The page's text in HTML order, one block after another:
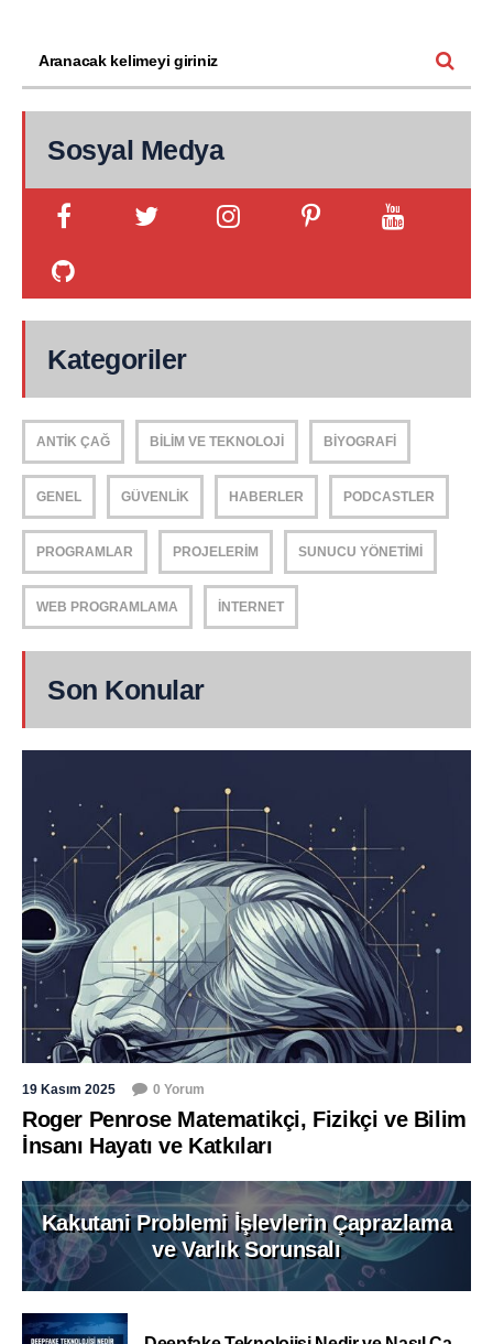
Sosyal Medya
Kategoriler
ANTIK ÇAĞ BILIM VE TEKNOLOJI BIYOGRAFI
GENEL GÜVENLIK HABERLER PODCASTLER
PROGRAMLAR PROJELERIM SUNUCU YÖNETIMI
WEB PROGRAMLAMA İNTERNET
Son Konular
19 Kasım 2025 0 Yorum
Roger Penrose Matematikçi, Fizikçi ve Bilim
İnsanı Hayatı ve Katkıları
Kakutani Problemi İşlevlerin Çaprazlama
ve Varlık Sorunsalı